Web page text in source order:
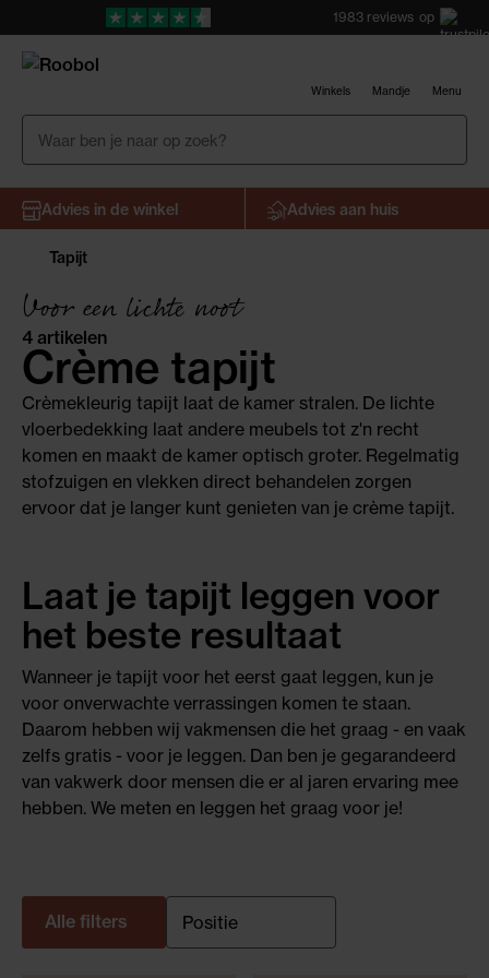
1983 reviews op
Winkels Mandje Menu
Advies in de winkel Advies aan huis
Tapijt
Voor een lichte noot
Crème tapijt
4 artikelen
Crèmekleurig tapijt laat de kamer stralen. De lichte
vloerbedekking laat andere meubels tot z'n recht
komen en maakt de kamer optisch groter. Regelmatig
stofzuigen en vlekken direct behandelen zorgen
ervoor dat je langer kunt genieten van je crème tapijt.
Laat je tapijt leggen voor
het beste resultaat
Wanneer je tapijt voor het eerst gaat leggen, kun je
voor onverwachte verrassingen komen te staan.
Daarom hebben wij vakmensen die het graag - en vaak
zelfs gratis - voor je leggen. Dan ben je gegarandeerd
van vakwerk door mensen die er al jaren ervaring mee
hebben. We meten en leggen het graag voor je!
Alle filters